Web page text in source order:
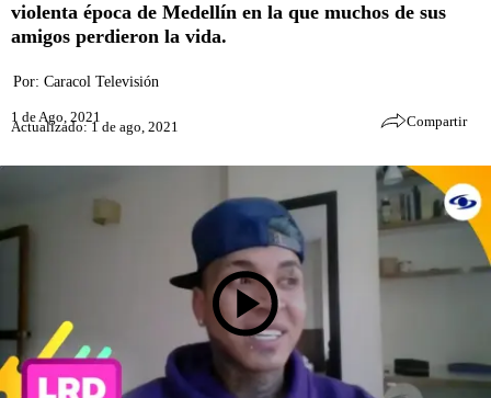
violenta época de Medellín en la que muchos de sus
amigos perdieron la vida.
Por: Caracol Televisión
1 de Ago, 2021
Actualizado: 1 de ago, 2021 Compartir